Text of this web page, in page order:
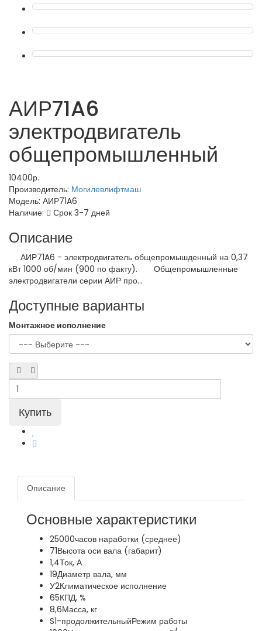
АИР71A6
электродвигатель
общепромышленный
10400р.
Производитель: Могилевлифтмаш
Модель: АИР71A6
Наличие:
Срок 3-7 дней
Описание
АИР71A6 - электродвигатель общепромышденный на 0,37
кВт 1000 об/мин (900 по факту). Общепромышленные
электродвигатели серии АИР про...
Доступные варианты
Монтажное исполнение
Описание
Основные характеристики
25000часов наработки (среднее)
71Высота оси вала (габарит)
1,4Ток, А
19Диаметр вала, мм
У2Климатическое исполнение
65КПД, %
8,6Масса, кг
S1-продолжительныйРежим работы